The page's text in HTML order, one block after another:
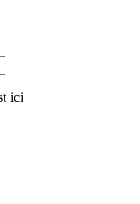
ici